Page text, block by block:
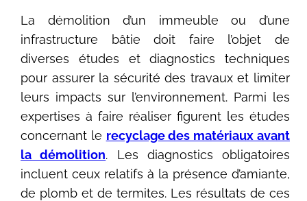
La démolition d’un immeuble ou d’une
infrastructure bâtie doit faire l’objet de
diverses études et diagnostics techniques
pour assurer la sécurité des travaux et limiter
leurs impacts sur l’environnement. Parmi les
expertises à faire réaliser figurent les études
concernant le recyclage des matériaux avant
la démolition. Les diagnostics obligatoires
incluent ceux relatifs à la présence d’amiante,
de plomb et de termites. Les résultats de ces